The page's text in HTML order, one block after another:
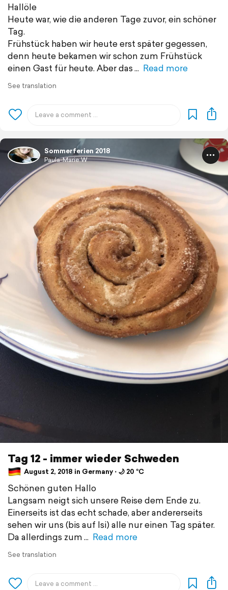
Hallöle
Heute war, wie die anderen Tage zuvor, ein schöner
Tag.
Frühstück haben wir heute erst später gegessen,
denn heute bekamen wir schon zum Frühstück
einen Gast für heute. Aber das
Read more
See translation
Sommerferien 2018
Paula-Marie W
Tag 12 - immer wieder Schweden
August 2, 2018 in Germany ⋅ 🌙 20 °C
Schönen guten Hallo
Langsam neigt sich unsere Reise dem Ende zu.
Einerseits ist das echt schade, aber andererseits
sehen wir uns (bis auf Isi) alle nur einen Tag später.
Da allerdings zum
Read more
See translation